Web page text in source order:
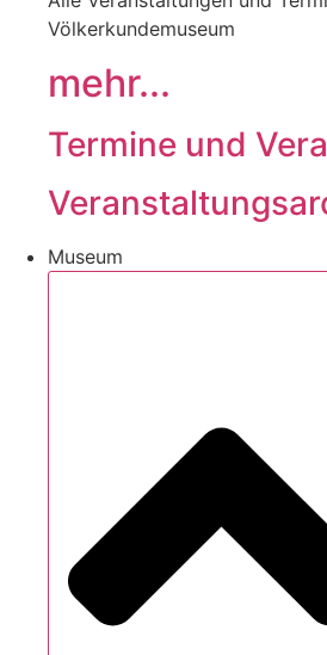
Völkerkundemuseum
mehr...
Termine und
Museum